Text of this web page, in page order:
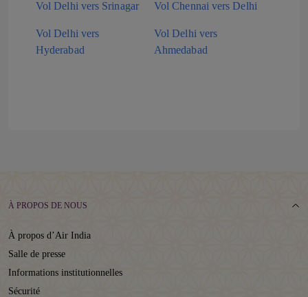
Vol Delhi vers Srinagar Vol Chennai vers Delhi
Vol Delhi vers
Hyderabad
Vol Delhi vers
Ahmedabad
À PROPOS DE NOUS
À propos d’Air India
Salle de presse
Informations institutionnelles
Sécurité